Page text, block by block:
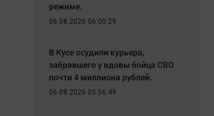
режиме.
06.08.2026 06:00:29
В Кусе осудили курьера,
забравшего у вдовы бойца СВО
почти 4 миллиона рублей.
06.08.2026 05:56:49